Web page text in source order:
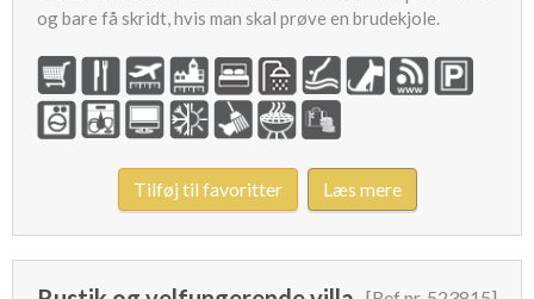
og bare få skridt, hvis man skal prøve en brudekjole.
Tilføj til favoritter Læs mere